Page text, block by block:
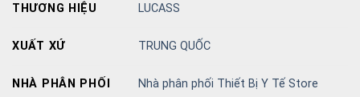
THƯƠNG HIỆU LUCASS
XUẤT XỨ TRUNG QUỐC
NHÀ PHÂN PHỐI Nhà phân phối Thiết Bị Y Tế Store